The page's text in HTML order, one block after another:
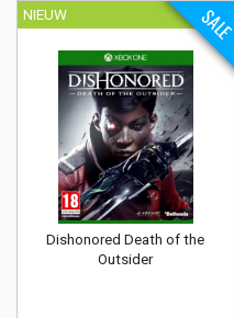
NIEUW
Dishonored Death of the
Outsider
SALE